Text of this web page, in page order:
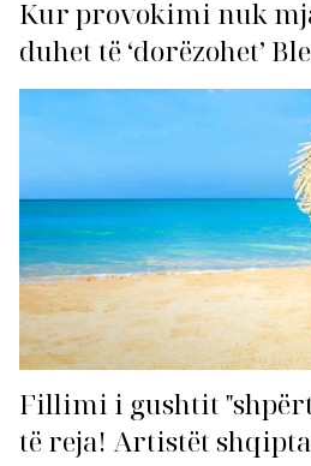
Kur provokimi nuk
duhet të ‘dorëzohet’
Fillimi i gushtit
të reja! Artistët